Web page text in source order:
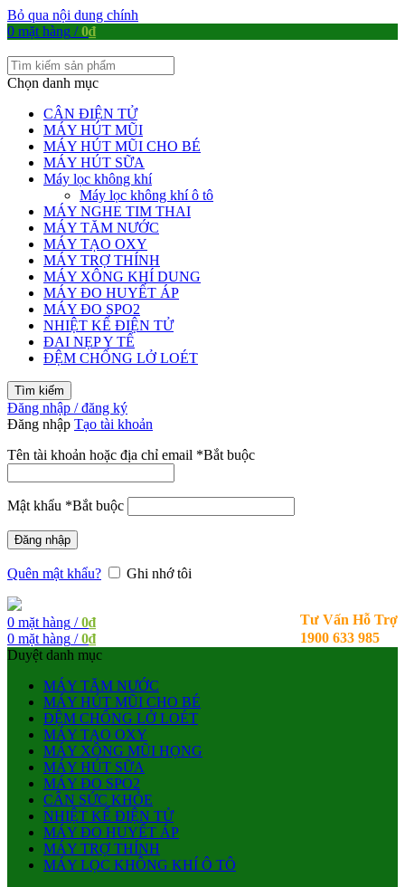
Bỏ qua nội dung chính
0 mặt hàng / 0₫
Chọn danh mục
CÂN ĐIỆN TỬ
MÁY HÚT MŨI
MÁY HÚT MŨI CHO BÉ
MÁY HÚT SỮA
Máy lọc không khí
Máy lọc không khí ô tô
MÁY NGHE TIM THAI
MÁY TĂM NƯỚC
MÁY TẠO OXY
MÁY TRỢ THÍNH
MÁY XÔNG KHÍ DUNG
MÁY ĐO HUYẾT ÁP
MÁY ĐO SPO2
NHIỆT KẾ ĐIỆN TỬ
ĐAI NẸP Y TẾ
ĐỆM CHỐNG LỞ LOÉT
Tìm kiếm
Đăng nhập / đăng ký
Đăng nhập Tạo tài khoản
Tên tài khoản hoặc địa chỉ email *Bắt buộc
Mật khẩu *Bắt buộc
Đăng nhập
Quên mật khẩu? Ghi nhớ tôi
Tư Vấn Hỗ Trợ
1900 633 985
0 mặt hàng / 0₫
0 mặt hàng / 0₫
Duyệt danh mục
MÁY TĂM NƯỚC
MÁY HÚT MŨI CHO BÉ
ĐỆM CHỐNG LỞ LOÉT
MÁY TẠO OXY
MÁY XÔNG MŨI HỌNG
MÁY HÚT SỮA
MÁY ĐO SPO2
CÂN SỨC KHỎE
NHIỆT KẾ ĐIỆN TỬ
MÁY ĐO HUYẾT ÁP
MÁY TRỢ THÍNH
MÁY LỌC KHÔNG KHÍ Ô TÔ